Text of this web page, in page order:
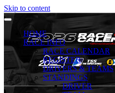
Skip to content
HOME
RACE INFO
RACE CALENDAR
REGISTER
DRIVERS & TEAMS
STANDINGS
DRIVER